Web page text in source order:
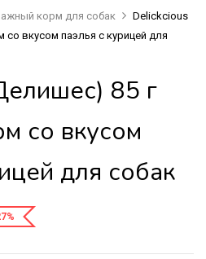
корм для собак
Delickcious
вкусом паэлья с курицей для
85 г
со вкусом
для собак